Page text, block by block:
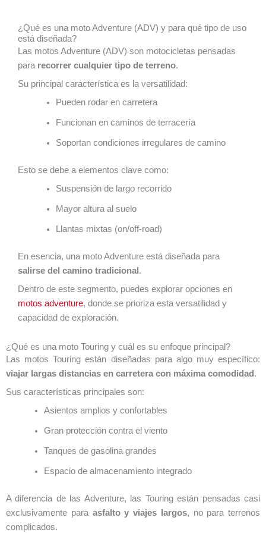
¿Qué es una moto Adventure (ADV) y para qué tipo de uso
está diseñada?
Las motos Adventure (ADV) son motocicletas pensadas
para recorrer cualquier tipo de terreno.
Su principal característica es la versatilidad:
Pueden rodar en carretera
Funcionan en caminos de terracería
Soportan condiciones irregulares de camino
Esto se debe a elementos clave como:
Suspensión de largo recorrido
Mayor altura al suelo
Llantas mixtas (on/off-road)
En esencia, una moto Adventure está diseñada para
salirse del camino tradicional .
Dentro de este segmento, puedes explorar opciones en
motos adventure, donde se prioriza esta versatilidad y
capacidad de exploración.
¿Qué es una moto Touring y cuál es su enfoque principal?
Las motos Touring están diseñadas para algo muy específico:
viajar largas distancias en carretera con máxima comodidad .
Sus características principales son:
Asientos amplios y confortables
Gran protección contra el viento
Tanques de gasolina grandes
Espacio de almacenamiento integrado
A diferencia de las Adventure, las Touring están pensadas casi
exclusivamente para asfalto y viajes largos, no para terrenos
complicados.